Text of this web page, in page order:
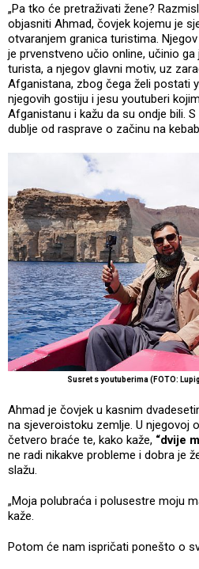
„Pa tko će pretraživati žene?
objasniti Ahmad, čovjek kojemu je
otvaranjem granica turistima.
je prvenstveno učio online, učinio
turista, a njegov glavni motiv, uz
Afganistana, zbog čega želi postati
njegovih gostiju i jesu youtuberi
Afganistanu i kažu da su ondje bili.
dublje od rasprave o začinu na
Susret s youtuberima (FOTO:
Ahmad je čovjek u kasnim
na sjeveroistoku zemlje. U njegovoj
četvero braće te, kako kaže, “dvije
ne radi nikakve probleme i dobra je
slažu.
„Moja polubraća i polusestre moju
kaže.
Potom će nam ispričati ponešto o